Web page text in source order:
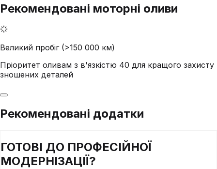
Рекомендовані моторні оливи
Великий пробіг (>150 000 км)
Пріоритет оливам з в'язкістю 40 для кращого захисту
зношених деталей
Рекомендовані додатки
ГОТОВІ ДО ПРОФЕСІЙНОЇ
МОДЕРНІЗАЦІЇ?